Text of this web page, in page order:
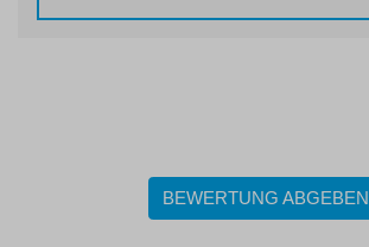
BEWERTUNG ABGEBEN